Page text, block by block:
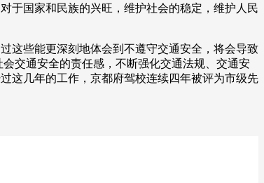
于国家和民族的兴旺，维护社会的稳定，维护人民
这些能更深刻地体会到不遵守交通安全，将会导致
交通安全的责任感，不断强化交通法规、交通安
这几年的工作，京都府驾校连续四年被评为市级先